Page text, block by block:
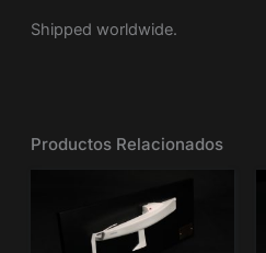
Shipped worldwide.
Productos Relacionados